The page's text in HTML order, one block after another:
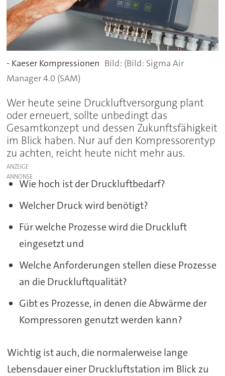
- Kaeser Kompressionen
(Bild: Sigma Air
Manager 4.0 (SAM)
Wer heute seine Druckluftversorgung plant
oder erneuert, sollte unbedingt das
Gesamtkonzept und dessen Zukunftsfähigkeit
im Blick haben. Nur auf den Kompressorentyp
zu achten, reicht heute nicht mehr aus.
ANZEIGE
Wie hoch ist der Druckluftbedarf?
Welcher Druck wird benötigt?
Für welche Prozesse wird die Druckluft
eingesetzt und
Welche Anforderungen stellen diese Prozesse
an die Druckluftqualität?
Gibt es Prozesse, in denen die Abwärme der
Kompressoren genutzt werden kann?
Wichtig ist auch, die normalerweise lange
Lebensdauer einer Druckluftstation im Blick zu